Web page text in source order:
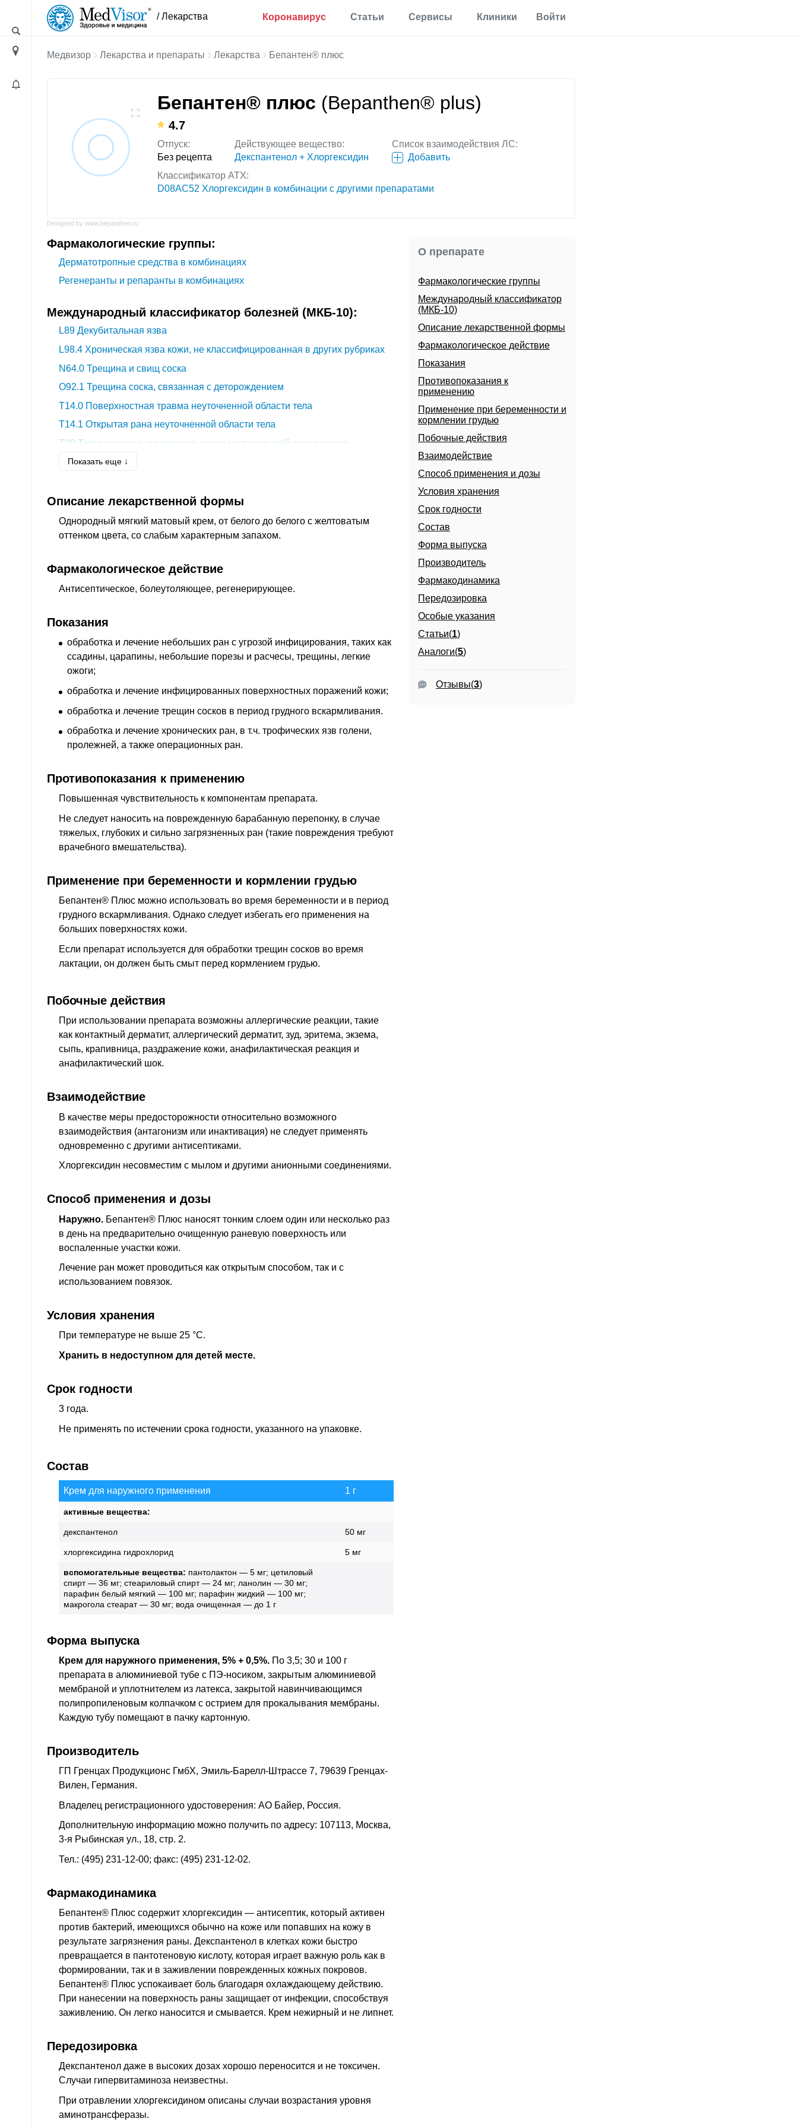
/ Лекарства Коронавирус
информация
Мониторинг по России
Статьи
Мигрень
Статьи
Сервисы
процента жира по
методу ВМС США
основного обмена
веществ
инсулина
Расшифровка
анализов онлайн
Клиники Войти
Медвизор Лекарства и препараты Лекарства Бепантен® плюс
Бепантен® плюс (Bepanthen® plus)
4.7
Отпуск:
Без рецепта
Действующее вещество:
Декспантенол + Хлоргексидин
Список взаимодействия ЛС:
Добавить
Классификатор АТХ:
D08AC52 Хлоргексидин в комбинации с другими препаратами
Designed by www.bepanthen.ru
Фармакологические группы:
Дерматотропные средства в комбинациях
Регенеранты и репаранты в комбинациях
Международный классификатор болезней (МКБ-10):
L89 Декубитальная язва
L98.4 Хроническая язва кожи, не классифицированная в других рубриках
N64.0 Трещина и свищ соска
O92.1 Трещина соска, связанная с деторождением
T14.0 Поверхностная травма неуточненной области тела
T14.1 Открытая рана неуточненной области тела
T30 Термические и химические ожоги неуточненной локализации
T79.3Посттравматическая раневая инфекция, не классифицированная в
Показать еще ↓
Описание лекарственной формы
Однородный мягкий матовый крем, от белого до белого с желтоватым
оттенком цвета, со слабым характерным запахом.
Фармакологическое действие
Антисептическое, болеутоляющее, регенерирующее.
Показания
обработка и лечение небольших ран с угрозой инфицирования, таких как
ссадины, царапины, небольшие порезы и расчесы, трещины, легкие
ожоги;
обработка и лечение инфицированных поверхностных поражений кожи;
обработка и лечение трещин сосков в период грудного вскармливания.
обработка и лечение хронических ран, в т.ч. трофических язв голени,
пролежней, а также операционных ран.
Противопоказания к применению
Повышенная чувствительность к компонентам препарата.
Не следует наносить на поврежденную барабанную перепонку, в случае
тяжелых, глубоких и сильно загрязненных ран (такие повреждения требуют
врачебного вмешательства).
Применение при беременности и кормлении грудью
Бепантен® Плюс можно использовать во время беременности и в период
грудного вскармливания. Однако следует избегать его применения на
больших поверхностях кожи.
Если препарат используется для обработки трещин сосков во время
лактации, он должен быть смыт перед кормлением грудью.
Побочные действия
При использовании препарата возможны аллергические реакции, такие
как контактный дерматит, аллергический дерматит, зуд, эритема, экзема,
сыпь, крапивница, раздражение кожи, анафилактическая реакция и
анафилактический шок.
Взаимодействие
В качестве меры предосторожности относительно возможного
взаимодействия (антагонизм или инактивация) не следует применять
одновременно с другими антисептиками.
Хлоргексидин несовместим с мылом и другими анионными соединениями.
Способ применения и дозы
Наружно. Бепантен® Плюс наносят тонким слоем один или несколько раз
в день на предварительно очищенную раневую поверхность или
воспаленные участки кожи.
Лечение ран может проводиться как открытым способом, так и с
использованием повязок.
Условия хранения
При температуре не выше 25 °C.
Хранить в недоступном для детей месте.
Срок годности
3 года.
Не применять по истечении срока годности, указанного на упаковке.
Состав
Крем для наружного применения 1 г
активные вещества:
декспантенол 50 мг
хлоргексидина гидрохлорид 5 мг
вспомогательные вещества: пантолактон — 5 мг; цетиловый
спирт — 36 мг; стеариловый спирт — 24 мг; ланолин — 30 мг;
парафин белый мягкий — 100 мг; парафин жидкий — 100 мг;
макрогола стеарат — 30 мг; вода очищенная — до 1 г
Форма выпуска
Крем для наружного применения, 5% + 0,5%. По 3,5; 30 и 100 г
препарата в алюминиевой тубе с ПЭ-носиком, закрытым алюминиевой
мембраной и уплотнителем из латекса, закрытой навинчивающимся
полипропиленовым колпачком с острием для прокалывания мембраны.
Каждую тубу помещают в пачку картонную.
Производитель
ГП Гренцах Продукционс ГмбХ, Эмиль-Барелл-Штрассе 7, 79639 Гренцах-
Вилен, Германия.
Владелец регистрационного удостоверения: АО Байер, Россия.
Дополнительную информацию можно получить по адресу: 107113, Москва,
3-я Рыбинская ул., 18, стр. 2.
Тел.: (495) 231-12-00; факс: (495) 231-12-02.
Фармакодинамика
Бепантен® Плюс содержит хлоргексидин — антисептик, который активен
против бактерий, имеющихся обычно на коже или попавших на кожу в
результате загрязнения раны. Декспантенол в клетках кожи быстро
превращается в пантотеновую кислоту, которая играет важную роль как в
формировании, так и в заживлении поврежденных кожных покровов.
Бепантен® Плюс успокаивает боль благодаря охлаждающему действию.
При нанесении на поверхность раны защищает от инфекции, способствуя
заживлению. Он легко наносится и смывается. Крем нежирный и не липнет.
Передозировка
Декспантенол даже в высоких дозах хорошо переносится и не токсичен.
Случаи гипервитаминоза неизвестны.
При отравлении хлоргексидином описаны случаи возрастания уровня
аминотрансферазы.
О препарате
Фармакологические группы
Международный классификатор
(МКБ-10)
Описание лекарственной формы
Фармакологическое действие
Показания
Противопоказания к
применению
Применение при беременности и
кормлении грудью
Побочные действия
Взаимодействие
Способ применения и дозы
Условия хранения
Срок годности
Состав
Форма выпуска
Производитель
Фармакодинамика
Передозировка
Особые указания
Статьи(1)
Аналоги(5)
Отзывы(3)